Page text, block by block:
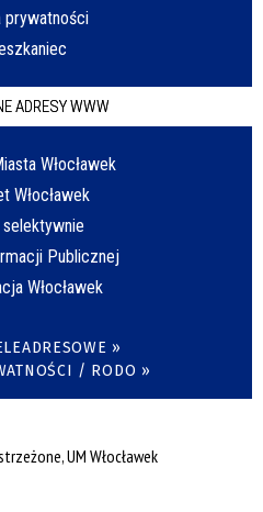
prywatności
ADRESY WWW
Włocławek
Włocławek
Publicznej
Włocławek
»
/ RODO »
UM Włocławek